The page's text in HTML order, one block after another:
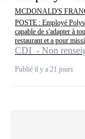
MCDONALD'S
POSTE : Employé
capable de s'adapter à
restaurant et a pour
CDI - Non
Publié il y a 21 jours